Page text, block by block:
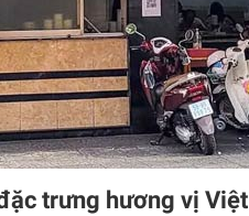
trưng hương vị Việt